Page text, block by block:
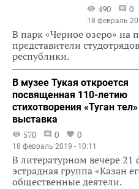
490
0
18 февраль
В парк «Черное озеро» на
представители
республики.
В музее Тукая откроется
посвященная 110-летию
стихотворения «Туган тел»
выставка
570
0 0
18 февраль 2019 - 10:11
В литературном вечере 21
эстрадная группа «Казан
общественные деятели.